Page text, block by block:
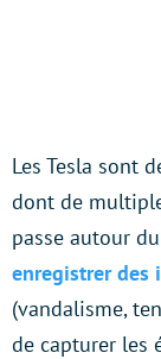
Les Tesla sont
dont de
passe autour
enregistrer des
(vandalisme,
de capturer les